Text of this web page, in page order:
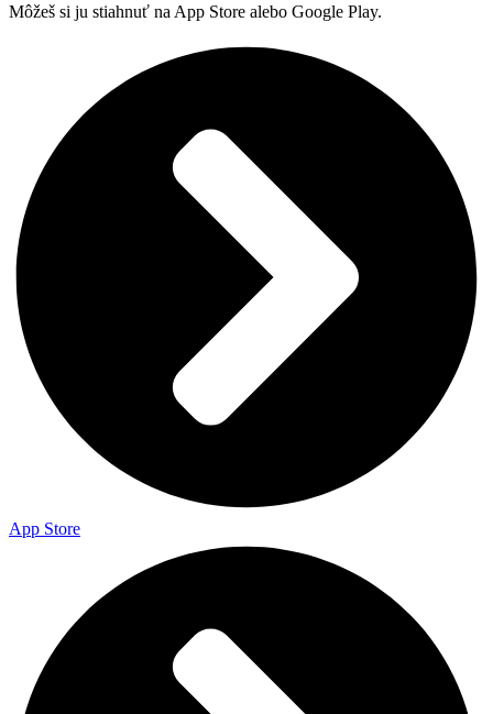
Môžeš si ju stiahnuť na App Store alebo Google Play.
App Store